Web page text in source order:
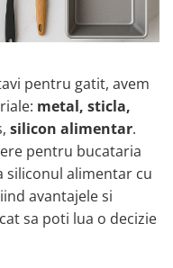
pentru gatit, avem
metal, sticla,
silicon alimentar.
pentru bucataria
siliconul alimentar cu
avantajele si
sa poti lua o decizie